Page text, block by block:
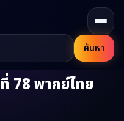
ค้นหา
78พากย์ไทย